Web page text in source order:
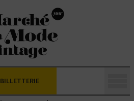
BILLETTERIE